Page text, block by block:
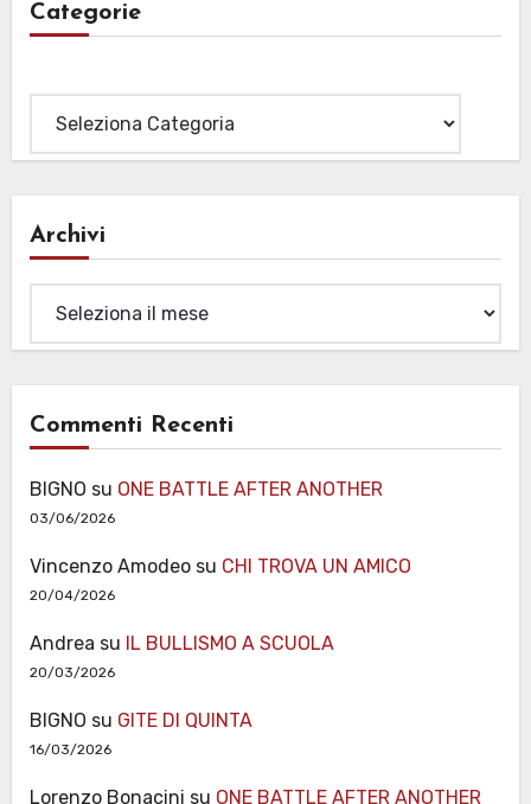
Categorie
Archivi
Commenti Recenti
BIGNO su ONE BATTLE AFTER ANOTHER
03/06/2026
Vincenzo Amodeosu CHI TROVA UN AMICO
20/04/2026
Andrea su IL BULLISMO A SCUOLA
20/03/2026
BIGNO su GITE DI QUINTA
16/03/2026
Lorenzo Bonacini su ONE BATTLE AFTER ANOTHER